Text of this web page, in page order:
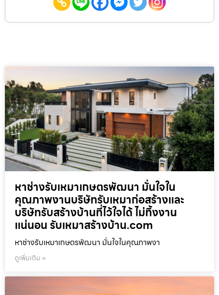
หาช่างรับเหมาเกษตรพัฒนา มั่นใจใน
คุณภาพงานบริษัทรับเหมาก่อสร้างและ
บริษัทรับสร้างบ้านที่ไว้ใจได้ ไม่ทิ้งงาน
แน่นอน รับเหมาสร้างบ้าน.com
หาช่างรับเหมาเกษตรพัฒนา มั่นใจในคุณภาพงา
ดูเพิ่มเติม »